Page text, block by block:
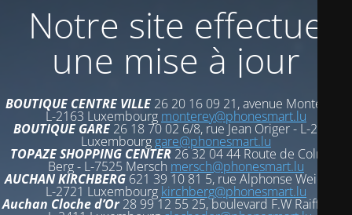
Notre site effectue
une mise à jour
BOUTIQUE CENTRE VILLE 26 20 16 09 21, avenue Monterey -
L-2163 Luxembourg monterey@phonesmart.lu
BOUTIQUE GARE 26 18 70 02 6/8, rue Jean Origer - L-2269
Luxembourg gare@phonesmart.lu
TOPAZE SHOPPING CENTER 26 32 04 44 Route de Colmar-
Berg - L-7525 Mersch mersch@phonesmart.lu
AUCHAN KIRCHBERG621 39 10 81 5, rue Alphonse Weicker -
L-2721 Luxembourg kirchberg@phonesmart.lu
Auchan Cloche d’Or28 99 12 55 25, boulevard F.W Raiffeisen